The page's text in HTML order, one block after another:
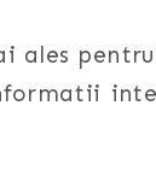
ales